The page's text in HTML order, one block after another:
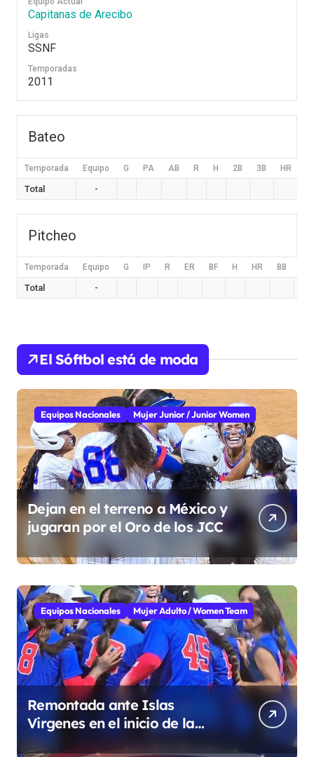
Capitanas de Arecibo
Ligas
SSNF
Temporadas
2011
Bateo
Temporada Equipo G PA AB R H 2B 3B HR
Total -
Pitcheo
Temporada Equipo G IP R ER BF H HR BB
Total -
El Sóftbol está de moda
Equipos Nacionales Mujer Junior / Junior Women
Dejan en el terreno a México y
jugaran por el Oro de los JCC
Equipos Nacionales Mujer Adulto / Women Team
Remontada ante Islas
Virgenes en el inicio de la
Super Ronda